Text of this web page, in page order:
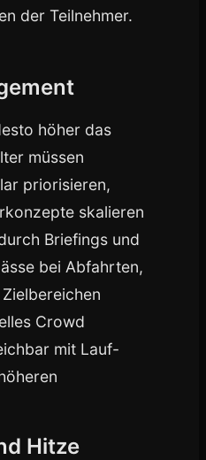
der Teilnehmer.
höher das
müssen
priorisieren,
skalieren
Briefings und
bei Abfahrten,
Crowd
mit Lauf-
Hitze